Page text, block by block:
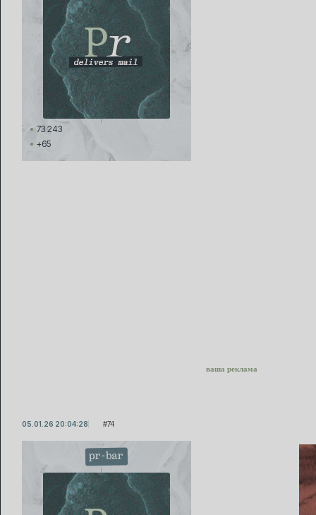
73 243
+65
ваша реклама
74
05.01.26 20:04:28
pr-bar